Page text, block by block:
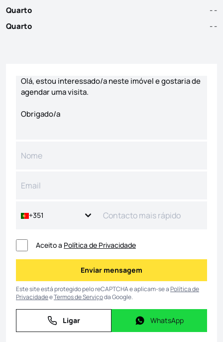
Quarto
- -
Quarto
- -
+351
Aceito a Política de Privacidade
Enviar mensagem
Enviar mensagem
Este site está protegido pelo reCAPTCHA e aplicam-se aPolítica de
PrivacidadeeTermos de Serviçoda Google.
Ligar
Ligar WhatsApp
WhatsApp